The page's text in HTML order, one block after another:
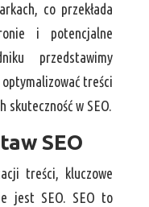
co przekłada
i potencjalne
przedstawimy
treści
w SEO.
SEO
treści, kluczowe
jest SEO. SEO to